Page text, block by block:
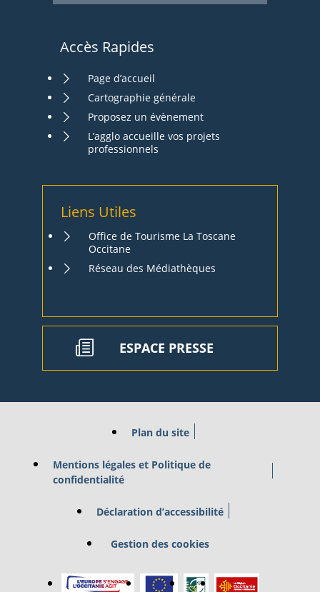
Accès Rapides
Page d’accueil
Cartographie générale
Proposez un évènement
L’agglo accueille vos projets
professionnels
Liens Utiles
Office de Tourisme La Toscane
Occitane
Réseau des Médiathèques
ESPACE PRESSE
Plan du site
Mentions légales et Politique de
confidentialité
Déclaration d’accessibilité
Gestion des cookies